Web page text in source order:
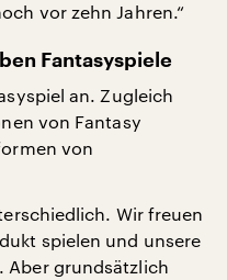
vor zehn Jahren.“
Fantasyspiele
an. Zugleich
von Fantasy
von
Wir freuen
spielen und unsere
Aber grundsätzlich